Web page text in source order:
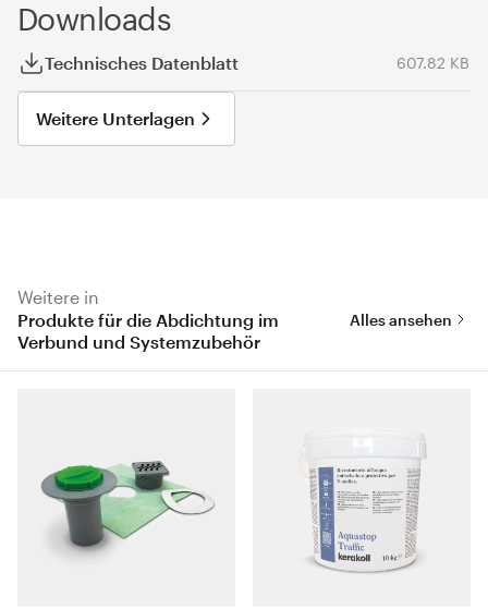
Downloads
Technisches Datenblatt 607.82 KB
Weitere Unterlagen
Weitere in
Produkte für die Abdichtung im
Verbund und Systemzubehör
Alles ansehen